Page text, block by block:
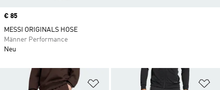
Zur Wunschliste hinzufügen
Price
€ 85
MESSI ORIGINALS HOSE
Männer Performance
Neu